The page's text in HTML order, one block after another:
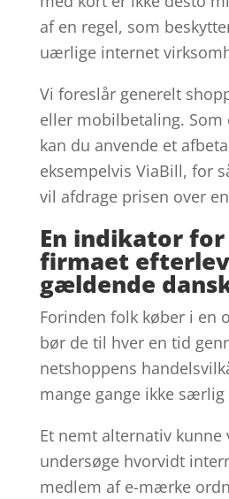
af en regel, som
uærlige internet
Vi foreslår generelt
eller mobilbetaling. Som
kan du anvende et
eksempelvis ViaBill, for
vil afdrage prisen over
En indikator for
firmaet
gældende
Forinden folk køber i en
bør de til hver en tid
netshoppens
mange gange ikke
Et nemt alternativ
undersøge hvorvidt
medlem af e-mærke